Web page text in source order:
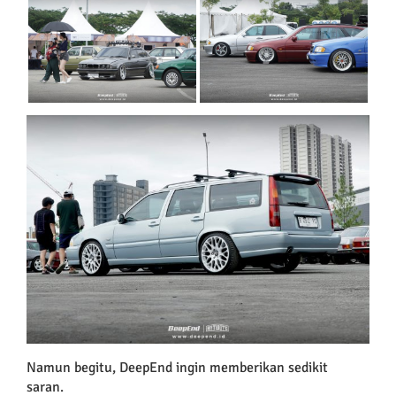
Namun begitu, DeepEnd ingin memberikan sedikit
saran.